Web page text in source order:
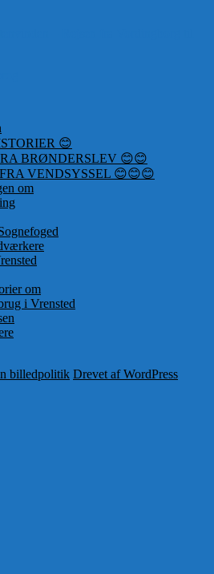
😊
BRØNDERSLEV 😊😊
VENDSYSSEL 😊😊😊
om
om
i Vrensted
billedpolitik Drevet af WordPress